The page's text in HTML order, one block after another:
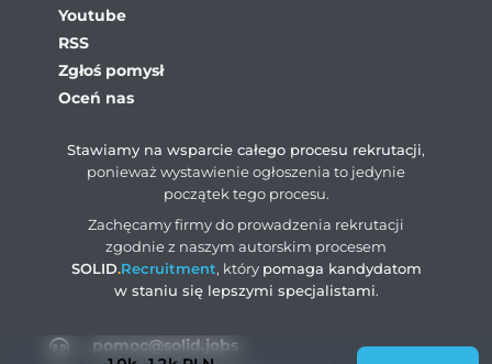
pomoc@solid.jobs
Youtube
RSS
Zgłoś pomysł
Oceń nas
Stawiamy na wsparcie całego procesu rekrutacji,
ponieważ wystawienie ogłoszenia to jedynie
początek tego procesu.
Zachęcamy firmy do prowadzenia rekrutacji
zgodnie z naszym autorskim procesem
SOLID.Recruitment, który pomaga kandydatom
w staniu się lepszymi specjalistami.